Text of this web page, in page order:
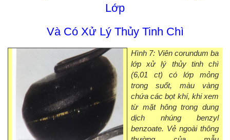
Lớp
Và Có Xử Lý Thủy Tinh Chì
Hình 7: Viên corundum ba
lớp xử lý thủy tinh chì
(6,01 ct) có lớp mỏng
trong suốt, màu vàng
chứa các bọt khí, khi xem
từ mặt hông trong dung
dịch nhúng benzyl
benzoate. Vẻ ngoài thông